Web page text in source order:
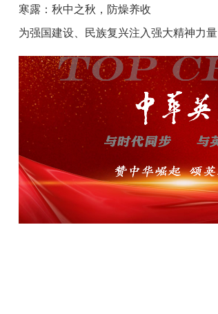
寒露：秋中之秋，防燥养收
为强国建设、民族复兴注入强大精神力量